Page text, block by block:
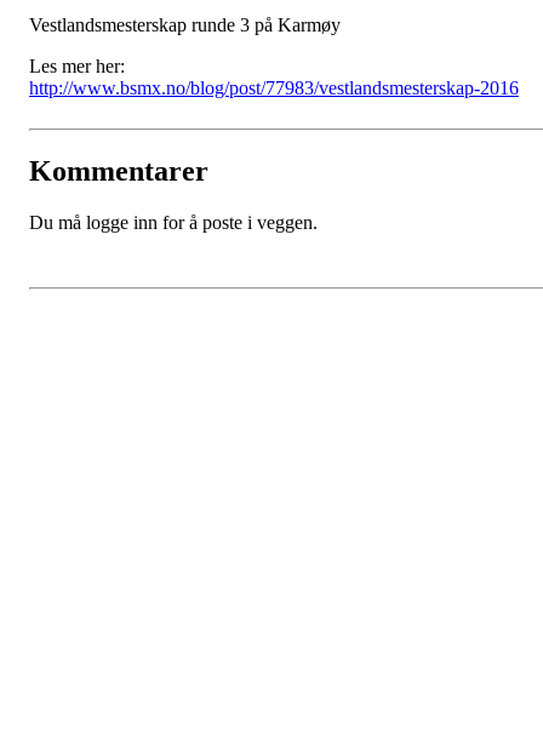
Vestlandsmesterskap runde 3 på Karmøy
Les mer her:
http://www.bsmx.no/blog/post/77983/vestlandsmesterskap-2016
Kommentarer
Du må logge inn for å poste i veggen.